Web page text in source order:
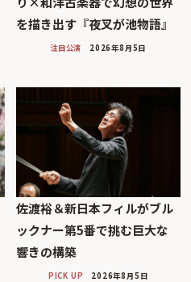
を描き出す『夜叉が池物語』
注目公演 2026年8月5日
佐渡裕＆新日本フィルがブル
ックナー第5番で挑む巨大な
響きの構築
PICK UP 2026年8月5日